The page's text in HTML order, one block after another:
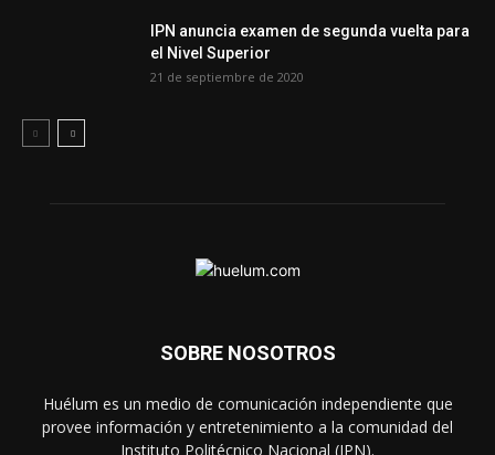
IPN anuncia examen de segunda vuelta para
el Nivel Superior
21 de septiembre de 2020
SOBRE NOSOTROS
Huélum es un medio de comunicación independiente que
provee información y entretenimiento a la comunidad del
Instituto Politécnico Nacional (IPN).